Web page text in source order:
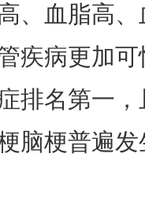
、血脂高
疾病更加
排名第一
脑梗普遍发